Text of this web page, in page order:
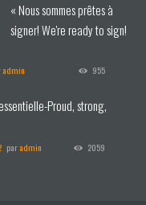
« Nous sommes prêtes à
signer! We're ready to sign!
admin 955
Proud, strong,
paradmin 2059